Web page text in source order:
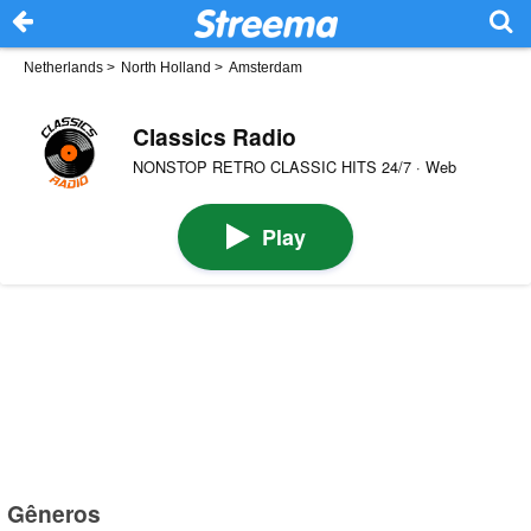
Netherlands > North Holland > Amsterdam
Classics Radio
NONSTOP RETRO CLASSIC HITS 24/7 · Web
Play
Gêneros